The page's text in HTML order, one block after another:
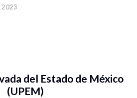
2023
del Estado de México
(UPEM)